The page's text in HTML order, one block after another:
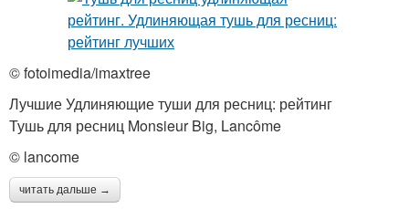
© fotoimedia/imaxtree
Лучшие Удлиняющие туши для ресниц: рейтинг
Тушь для ресниц Monsieur Big, Lancôme
© lancome
читать дальше →